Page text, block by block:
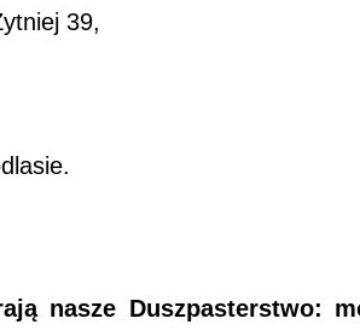
39,
nasze Duszpasterstwo: